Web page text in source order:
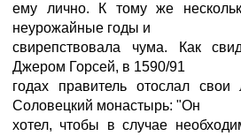
ему лично. К тому же
неурожайные годы и
свирепствовала чума. Как
Джером Горсей, в 1590/91
годах правитель отослал свои
Соловецкий монастырь: "Он
хотел, чтобы в случае